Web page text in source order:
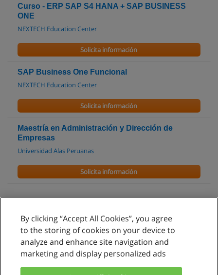
Curso - ERP SAP S4 HANA + SAP BUSINESS
ONE
NEXTECH Education Center
Solicita información
SAP Business One Funcional
NEXTECH Education Center
Solicita información
Maestría en Administración y Dirección de
Empresas
Universidad Alas Peruanas
Solicita información
Reglas de uso
Privacidad de datos
By clicking “Accept All Cookies”, you agree
to the storing of cookies on your device to
analyze and enhance site navigation and
marketing and display personalized ads